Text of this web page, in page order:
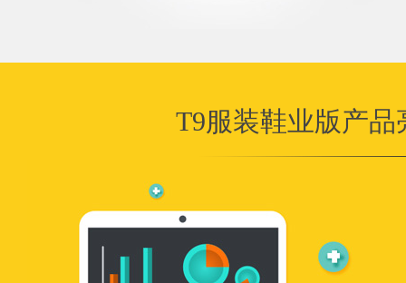
T9服装鞋业版产